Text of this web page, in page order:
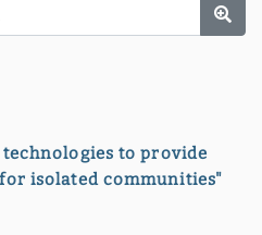
to provide
isolated communities"